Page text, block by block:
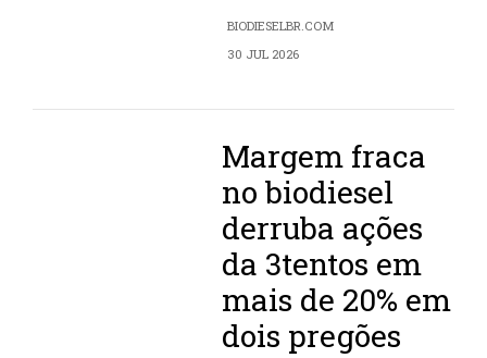
BIODIESELBR.COM
30 JUL 2026
Margem fraca
no biodiesel
derruba ações
da 3tentos em
mais de 20% em
dois pregões